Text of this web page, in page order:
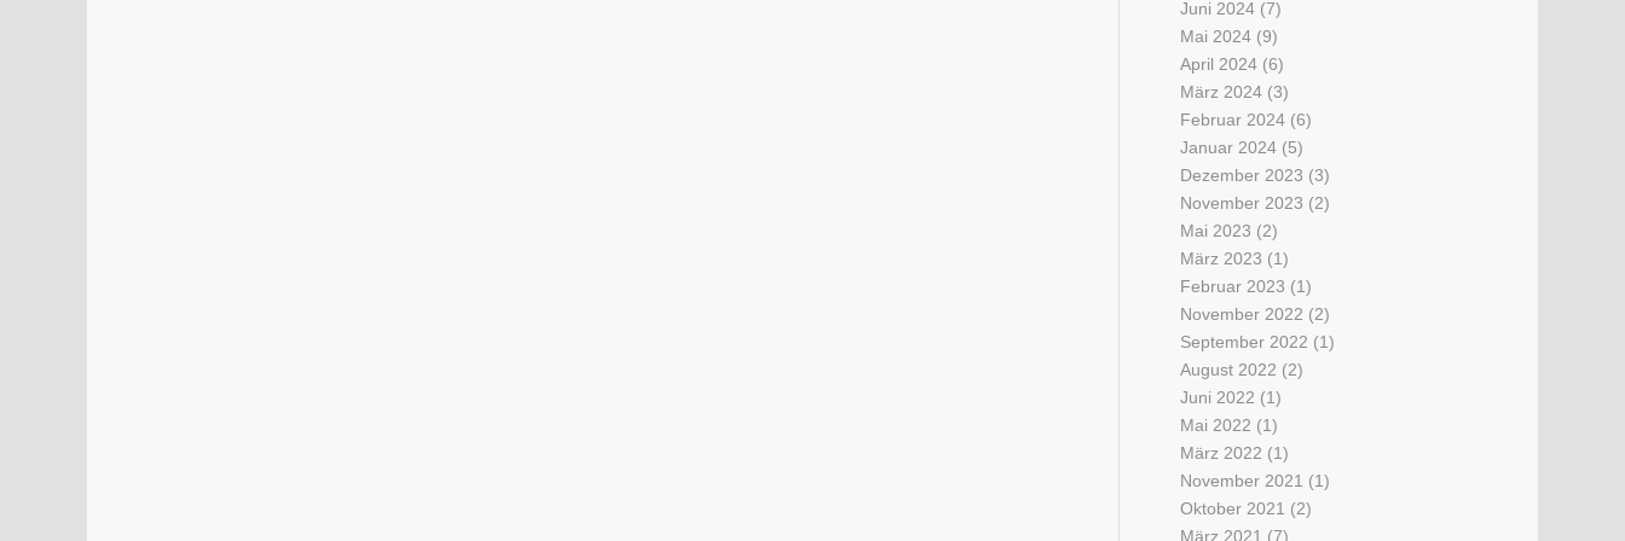
Juni 2024 (7)
Mai 2024 (9)
April 2024 (6)
März 2024 (3)
Februar 2024 (6)
Januar 2024 (5)
Dezember 2023 (3)
November 2023 (2)
Mai 2023 (2)
März 2023 (1)
Februar 2023 (1)
November 2022 (2)
September 2022 (1)
August 2022 (2)
Juni 2022 (1)
Mai 2022 (1)
März 2022 (1)
November 2021 (1)
Oktober 2021 (2)
März 2021 (7)